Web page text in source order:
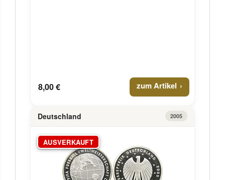
8,00 € zum Artikel
Deutschland 2005
AUSVERKAUFT